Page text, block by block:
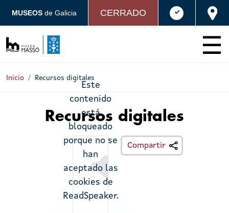
MUSEOSde Galicia CERRADO
Inicio Recursos digitales
Recursos digitales
Escoitar
Este
contenido
está
bloqueado
porque no se
han
aceptado las
cookies de
ReadSpeaker.
Compartir